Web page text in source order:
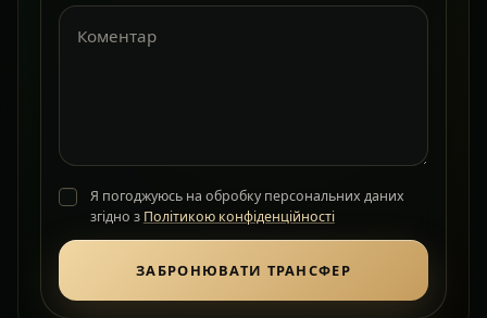
Я погоджуюсь на обробку персональних даних
згідно з Політикою конфіденційності
ЗАБРОНЮВАТИ ТРАНСФЕР